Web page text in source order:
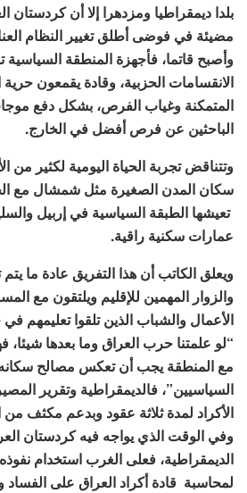
بلدا ديمقراطيا ومزدهرا إلا أن كردستان
مضيئة في فوضى أطلق تغيير النظام
وأصبح قاتما، فأجهزة المنطقة
الانقسامات الحزبية، وقادة يقمعون حرية
المتمكنة وغياب الفرص، بشكل دفع
الباحثين عن فرص أفضل في الخارج.
وتتناقض تجربة الحياة اليومية لكثير من
سكان المدن الصغيرة مثل شمشال مع
تعيشها الطبقة السياسية في إربيل
عمارات سكنية راقية.
ويعلق الكاتب أن هذا التفريق عادة ما
والزوار المهمين للإقليم ويلتقون مع
الأعمال والشباب الذين تلقوا تعليمهم
“لو علمتنا حرب العراق وما بعدها شيئا،
مع المنطقة يجب أن تعكس مصالح
السياسيين”، فالديمقراطية وتقرير
الأكراد لمدة ثلاثة عقود وبدعم مكثف من
وفي الوقت الذي يواجه فيه كردستان
الديمقراطية، فعلى الغرب استخدام
لمحاسبة قادة أكراد العراق على الفساد